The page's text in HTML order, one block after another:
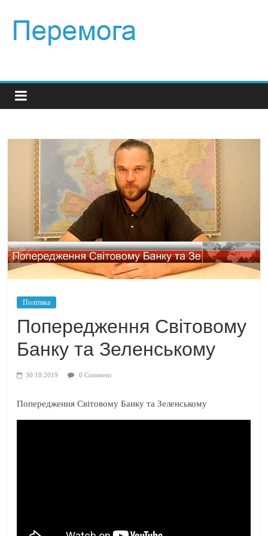
Політика
Попередження Світовому
Банку та Зеленському
30.10.2019 0 Comment
Попередження Світовому Банку та Зеленському